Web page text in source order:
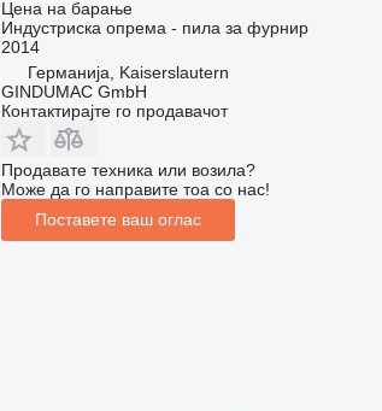
Цена на барање
Индустриска опрема - пила за фурнир
2014
Германија, Kaiserslautern
GINDUMAC GmbH
Контактирајте го продавачот
Продавате техника или возила?
Може да го направите тоа со нас!
Поставете ваш оглас